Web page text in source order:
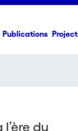
Publications
du